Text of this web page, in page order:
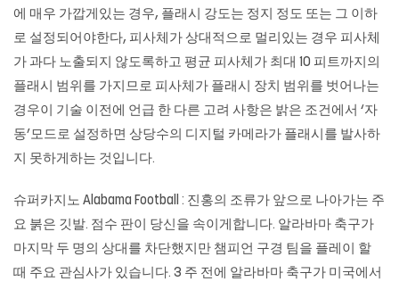
에 매우 가깝게있는 경우, 플래시 강도는 정지 정도 또는 그 이하
로 설정되어야한다, 피사체가 상대적으로 멀리있는 경우 피사체
가 과다 노출되지 않도록하고 평균 피사체가 최대 10 피트까지의
플래시 범위를 가지므로 피사체가 플래시 장치 범위를 벗어나는
경우이 기술 이전에 언급 한 다른 고려 사항은 밝은 조건에서 ‘자
동’모드로 설정하면 상당수의 디지털 카메라가 플래시를 발사하
지 못하게하는 것입니다.
슈퍼카지노 Alabama Football : 진홍의 조류가 앞으로 나아가는 주
요 붉은 깃발. 점수 판이 당신을 속이게합니다. 알라바마 축구가
마지막 두 명의 상대를 차단했지만 챔피언 구경 팀을 플레이 할
때 주요 관심사가 있습니다. 3 주 전에 알라바마 축구가 미국에서